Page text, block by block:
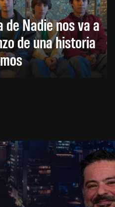
Nadie nos va a
de una historia